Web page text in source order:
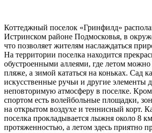
Коттеджный поселок «Гринфилд»
Истринском районе Подмосковья, в
что позволяет жителям наслаждаться
На территории поселка находится
обустроенными аллеями, где летом можно
пляже, а зимой кататься на коньках. Сад
искусственные ручьи и другие элементы
неповторимую атмосферу в поселке.
спортом есть волейбольные площадки,
на открытом воздухе и теннисный корт.
поселка прокладывается лыжня около 8
протяженностью, а летом здесь приятно